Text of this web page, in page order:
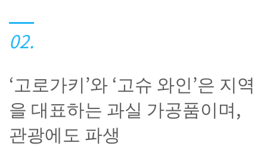
02.
‘고로가키’와 ‘고슈 와인’은 지역
을 대표하는 과실 가공품이며,
관광에도 파생